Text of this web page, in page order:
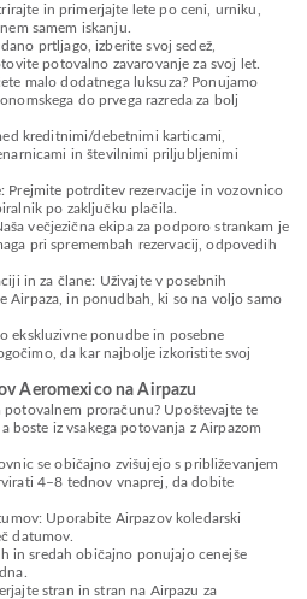
in primerjajte lete po ceni, urniku,
samem iskanju.
prtljago, izberite svoj sedež,
potovalno zavarovanje za svoj let.
malo dodatnega luksuza? Ponujamo
do prvega razreda za bolj
kreditnimi/debetnimi karticami,
in številnimi priljubljenimi
Prejmite potrditev rezervacije in vozovnico
po zaključku plačila.
večjezična ekipa za podporo strankam je
pri spremembah rezervacij, odpovedih
in za člane: Uživajte v posebnih
Airpaza, in ponudbah, ki so na voljo samo
ekskluzivne ponudbe in posebne
da kar najbolje izkoristite svoj
Aeromexico na Airpazu
proračunu? Upoštevajte te
boste iz vsakega potovanja z Airpazom
se običajno zvišujejo s približevanjem
4–8 tednov vnaprej, da dobite
Uporabite Airpazov koledarski
datumov.
in sredah običajno ponujajo cenejše
stran in stran na Airpazu za